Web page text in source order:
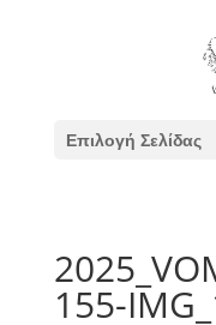
Επιλογή Σελίδας
155-